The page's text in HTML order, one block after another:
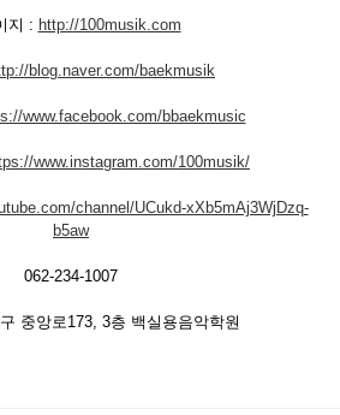
지 : http://100musik.com
blog.naver.com/baekmusik
www.facebook.com/bbaekmusic
www.instagram.com/100musik/
channel/UCukd-xXb5mAj3WjDzq-
b5aw
062-234-1007
중앙로173, 3층 백실용음악학원